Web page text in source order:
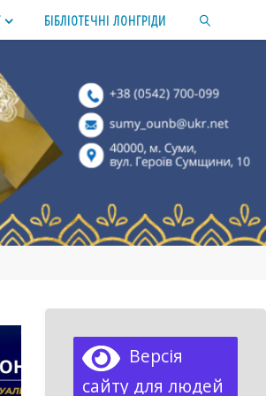
БІБЛІОТЕЧНІ ЛОНГРІДИ
Версія
сайту для людей